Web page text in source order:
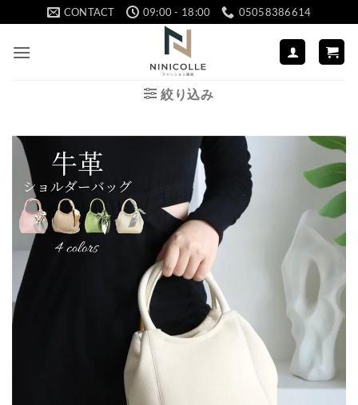
to
content
CONTACT 09:00 - 18:00 05058386614
絞り込み